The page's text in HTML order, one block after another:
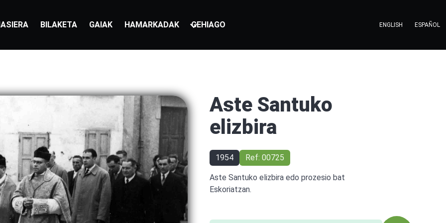
BILAKETA GAIAK HAMARKADAK GEHIAGO ENGLISH ESPAÑOL
Aste Santuko
elizbira
1954 Ref: 00725
Aste Santuko elizbira edo prozesio bat
Eskoriatzan.